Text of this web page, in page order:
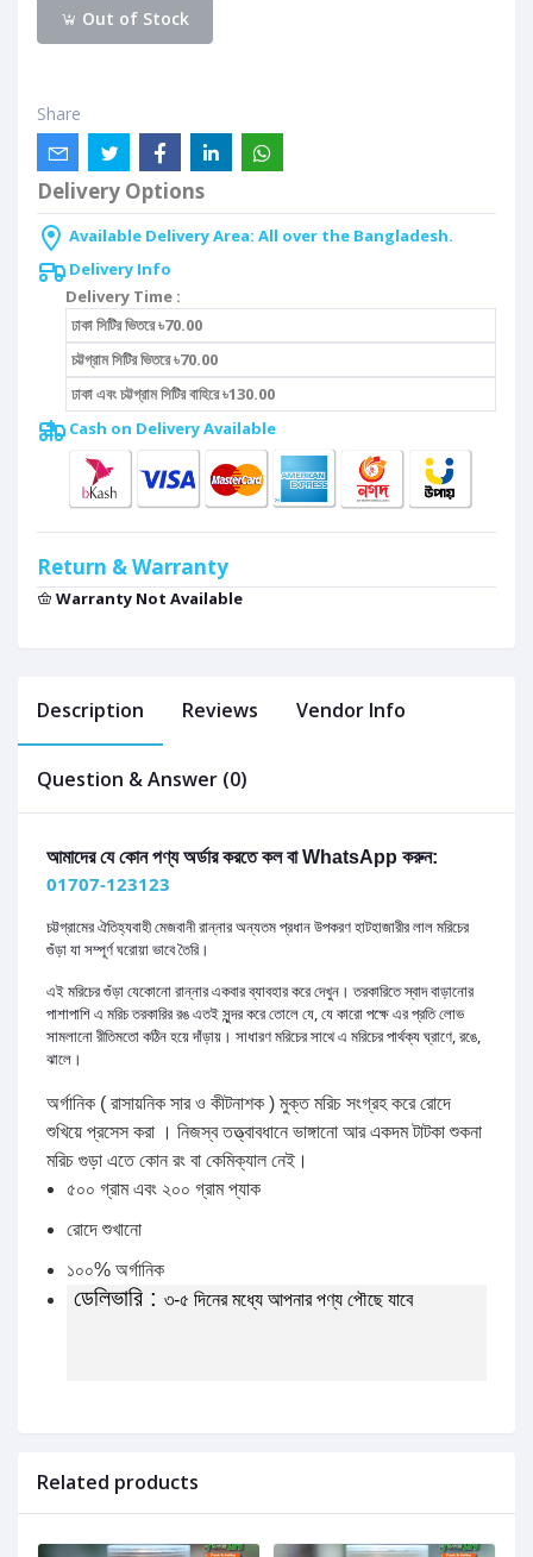
Out of Stock
Share
Delivery Options
Available Delivery Area: All over the Bangladesh.
Delivery Info
Delivery Time :
ঢাকা সিটির ভিতরে ৳70.00
চট্টগ্রাম সিটির ভিতরে ৳70.00
ঢাকা এবং চট্টগ্রাম সিটির বাহিরে ৳130.00
Cash on Delivery Available
Return & Warranty
Warranty Not Available
Description Reviews Vendor Info
Question & Answer (0)
আমাদের যে কোন পণ্য অর্ডার করতে কল বা WhatsApp করুন:
01707-123123
চট্টগ্রামের ঐতিহ্যবাহী মেজবানী রান্নার অন্যতম প্রধান উপকরণ হাটহাজারীর লাল মরিচের
গুঁড়া যা সম্পূর্ণ ঘরোয়া ভাবে তৈরি।
এই মরিচের গুঁড়া যেকোনো রান্নার একবার ব্যাবহার করে দেখুন। তরকারিতে স্বাদ বাড়ানোর
পাশাপাশি এ মরিচ তরকারির রঙ এতই সুন্দর করে তোলে যে, যে কারো পক্ষে এর প্রতি লোভ
সামলানো রীতিমতো কঠিন হয়ে দাঁড়ায়। সাধারণ মরিচের সাথে এ মরিচের পার্থক্য ঘ্রাণে, রঙে,
ঝালে।
অর্গানিক ( রাসায়নিক সার ও কীটনাশক ) মুক্ত মরিচ সংগ্রহ করে রোদে
শুখিয়ে প্রসেস করা । নিজস্ব তত্ত্বাবধানে ভাঙ্গানো আর একদম টাটকা শুকনা
মরিচ গুড়া এতে কোন রং বা কেমিক্যাল নেই।
৫০০ গ্রাম এবং ২০০ গ্রাম প্যাক
রোদে শুখানো
১০০% অর্গানিক
ডেলিভারি : ৩-৫ দিনের মধ্যে আপনার পণ্য পৌছে যাবে
Related products